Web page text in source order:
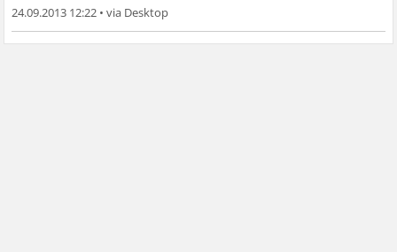
24.09.2013 12:22 •